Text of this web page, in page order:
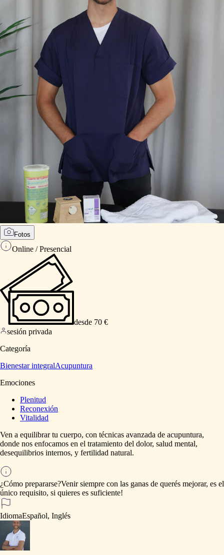
Fotos
Online / Presencial
desde 70 €
sesión privada
Categoría
Bienestar integralAcupuntura
Emociones
Plenitud
Reconexión
Vitalidad
Ven a equilibrar tu cuerpo, con técnicas avanzada de acupuntura,
donde nos enfocamos en el tratamiento del dolor, salud mental,
desequilibrios internos, y fertilidad natural.
¿Cómo prepararse?Venir siempre con las ganas de querés mejorar, es el
único requisito, si quieres es suficiente!
IdiomaEspañol, Inglés